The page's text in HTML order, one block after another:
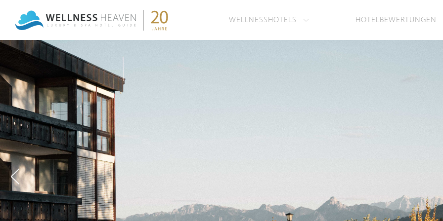
WELLNESSHOTELS HOTELBEWERTUNGEN